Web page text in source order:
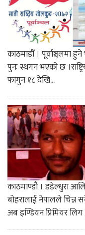
काठमाडौँ । पूर्वाञ्चलमा
पुनः स्थगन भएको छ
फागुन १८ देखि...
काठमाण्डौ । डडेल्धुरा
बोहरालाई नेपालले चिन्न
अब इण्डियन प्रिमियर लिग